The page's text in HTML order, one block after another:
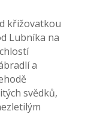
křižovatkou
Lubníka na
a
svědků,